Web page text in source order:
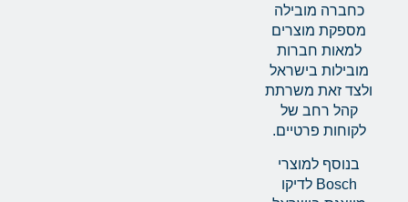
כחברה מובילה
מספקת מוצרים
למאות חברות
מובילות בישראל
ולצד זאת משרתת
קהל רחב של
לקוחות פרטיים.
בנוסף למוצרי
Bosch לדיקו